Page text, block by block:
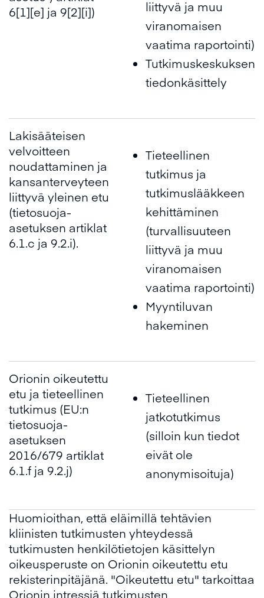
6[1][e] ja 9[2][i])
liittyvä ja muu
viranomaisen
vaatima raportointi)
Tutkimuskeskuksen
tiedonkäsittely
Lakisääteisen
velvoitteen
noudattaminen ja
kansanterveyteen
liittyvä yleinen etu
(tietosuoja-
asetuksen artiklat
6.1.c ja 9.2.i).
Tieteellinen
tutkimus ja
tutkimuslääkkeen
kehittäminen
(turvallisuuteen
liittyvä ja muu
viranomaisen
vaatima raportointi)
Myyntiluvan
hakeminen
Orionin oikeutettu
etu ja tieteellinen
tutkimus (EU:n
tietosuoja-
asetuksen
2016/679 artiklat
6.1.f ja 9.2.j)
Tieteellinen
jatkotutkimus
(silloin kun tiedot
eivät ole
anonymisoituja)
Huomioithan, että eläimillä tehtävien
kliinisten tutkimusten yhteydessä
tutkimusten henkilötietojen käsittelyn
oikeusperuste on Orionin oikeutettu etu
rekisterinpitäjänä. "Oikeutettu etu" tarkoittaa
Orionin intressiä tutkimusten